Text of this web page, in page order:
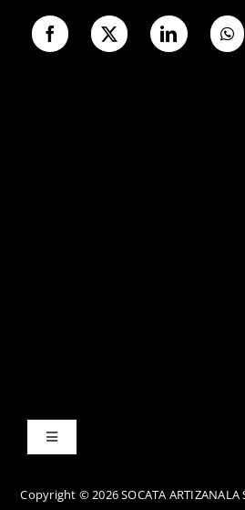
Toggle
Copyright © 2026 SOCATA ARTIZANALA